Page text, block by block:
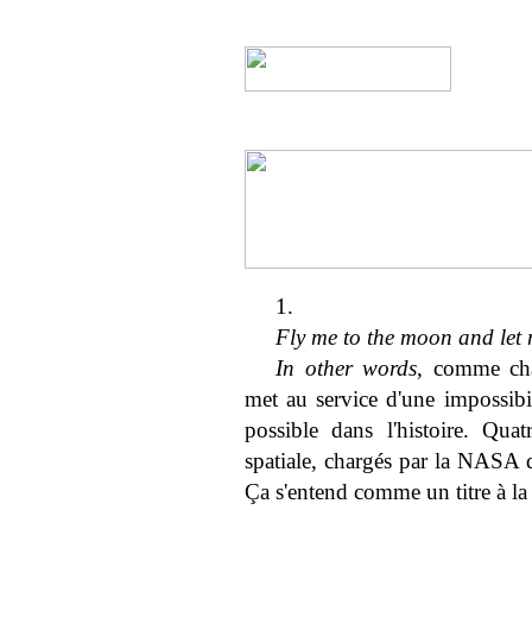
1.
Fly me to the moon and let
In other words, comme
met au service d'une
possible dans l'histoire.
spatiale, chargés par la
Ça s'entend comme un titre à la